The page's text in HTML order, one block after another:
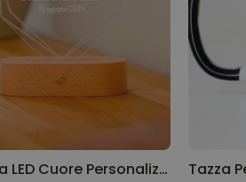
Lampada LED Cuore Personalizzata